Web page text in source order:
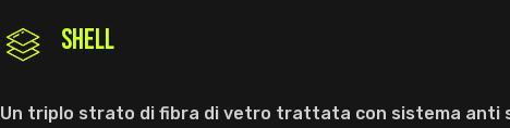
SHELL
Un triplo strato di fibra di vetro trattata con sistema anti